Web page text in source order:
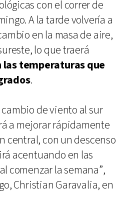
con el correr de
A la tarde volvería a
en la masa de aire,
lo que traerá
las temperaturas que
.
de viento al sur
a mejorar rápidamente
central, con un descenso
acentuando en las
comenzar la semana”,
Christian Garavalia, en